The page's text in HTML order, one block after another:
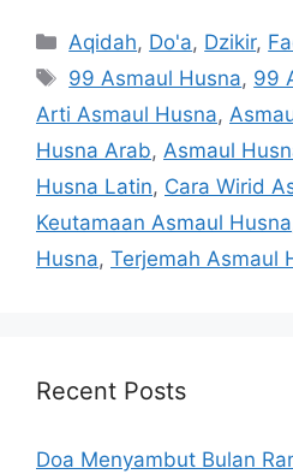
Categories
Aqidah, Do'a, Dzikir,
Tags
99 Asmaul Husna, 99
Arti Asmaul Husna,
Husna Arab, Asmaul
Husna Latin, Cara Wirid
Keutamaan Asmaul Husna
Husna, Terjemah Asmaul
Recent Posts
Doa Menyambut Bulan